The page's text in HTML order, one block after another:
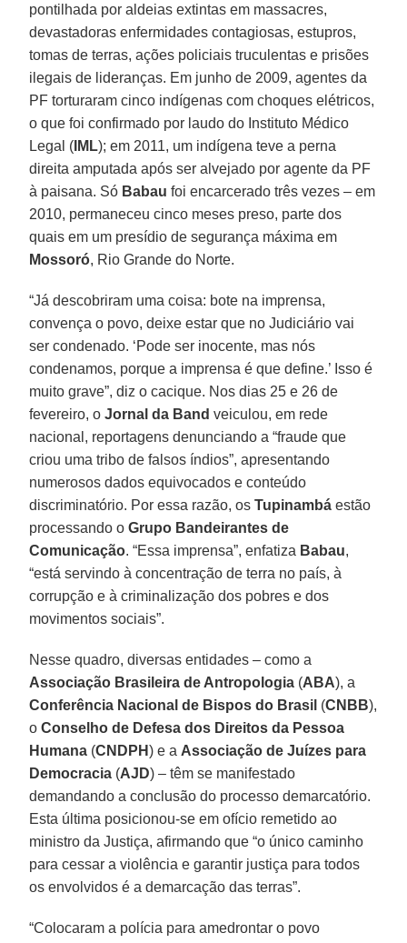
pontilhada por aldeias extintas em massacres,
devastadoras enfermidades contagiosas, estupros,
tomas de terras, ações policiais truculentas e prisões
ilegais de lideranças. Em junho de 2009, agentes da
PF torturaram cinco indígenas com choques elétricos,
o que foi confirmado por laudo do Instituto Médico
Legal ( IML); em 2011, um indígena teve a perna
direita amputada após ser alvejado por agente da PF
à paisana. Só Babau foi encarcerado três vezes – em
2010, permaneceu cinco meses preso, parte dos
quais em um presídio de segurança máxima em
Mossoró, Rio Grande do Norte.
“Já descobriram uma coisa: bote na imprensa,
convença o povo, deixe estar que no Judiciário vai
ser condenado. ‘Pode ser inocente, mas nós
condenamos, porque a imprensa é que define.’ Isso é
muito grave”, diz o cacique. Nos dias 25 e 26 de
fevereiro, oJornal da Band veiculou, em rede
nacional, reportagens denunciando a “fraude que
criou uma tribo de falsos índios”, apresentando
numerosos dados equivocados e conteúdo
discriminatório. Por essa razão, osTupinambá estão
processando o Grupo Bandeirantes de
Comunicação. “Essa imprensa”, enfatiza Babau,
“está servindo à concentração de terra no país, à
corrupção e à criminalização dos pobres e dos
movimentos sociais”.
Nesse quadro, diversas entidades – como a
Associação Brasileira de Antropologia (ABA), a
Conferência Nacional de Bispos do Brasil (CNBB),
oConselho de Defesa dos Direitos da Pessoa
Humana (CNDPH) e a Associação de Juízes para
Democracia (AJD) – têm se manifestado
demandando a conclusão do processo demarcatório.
Esta última posicionou-se em ofício remetido ao
ministro da Justiça, afirmando que “o único caminho
para cessar a violência e garantir justiça para todos
os envolvidos é a demarcação das terras”.
“Colocaram a polícia para amedrontar o povo